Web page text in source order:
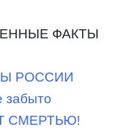
ФАКТЫ
РОССИИ
забыто
СМЕРТЬЮ!